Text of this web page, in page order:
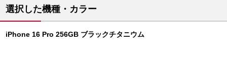
選択した機種・カラー
iPhone 16 Pro 256GB ブラックチタニウム